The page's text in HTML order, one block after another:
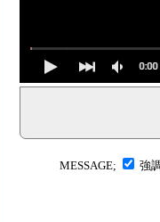
MESSAGE; 強